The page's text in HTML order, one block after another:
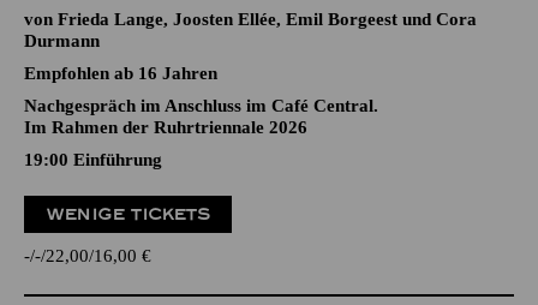
von Frieda Lange, Joosten Ellée, Emil Borgeest und Cora
Durmann
Empfohlen ab 16 Jahren
Nachgespräch im Anschluss im Café Central.
Im Rahmen der Ruhrtriennale 2026
19:00 Einführung
WENIGE TICKETS
- - 22,00 16,00 €